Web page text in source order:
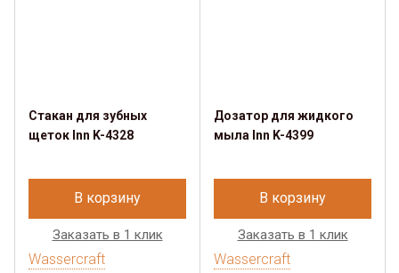
Стакан для зубных
щеток Inn K-4328
В корзину
Заказать в 1 клик
Wassercraft
Дозатор для жидкого
мыла Inn K-4399
В корзину
Заказать в 1 клик
Wassercraft